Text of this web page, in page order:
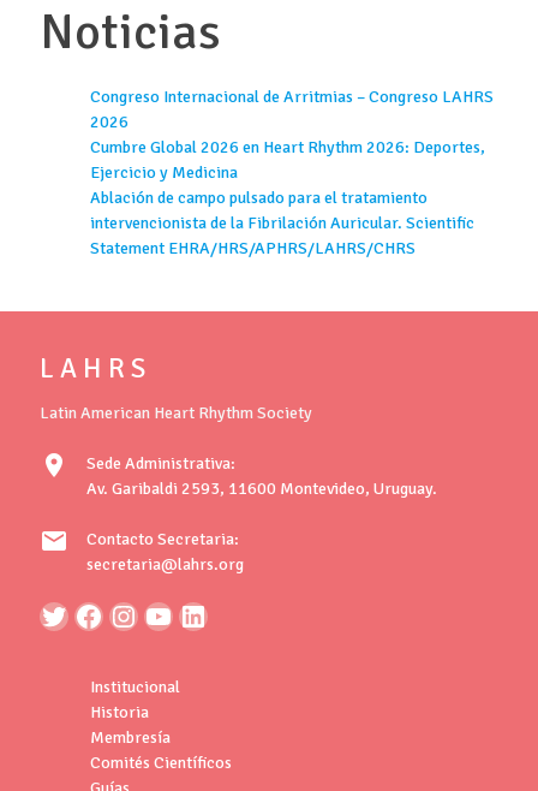
Noticias
Congreso Internacional de Arritmias – Congreso LAHRS
2026
Cumbre Global 2026 en Heart Rhythm 2026: Deportes,
Ejercicio y Medicina
Ablación de campo pulsado para el tratamiento
intervencionista de la Fibrilación Auricular. Scientific
Statement EHRA/HRS/APHRS/LAHRS/CHRS
L A H R S
Latin American Heart Rhythm Society
location_on
Sede Administrativa:
Av. Garibaldi 2593, 11600 Montevideo, Uruguay.
mail
Contacto Secretaria:
secretaria@lahrs.org
Institucional
Historia
Membresía
Comités Científicos